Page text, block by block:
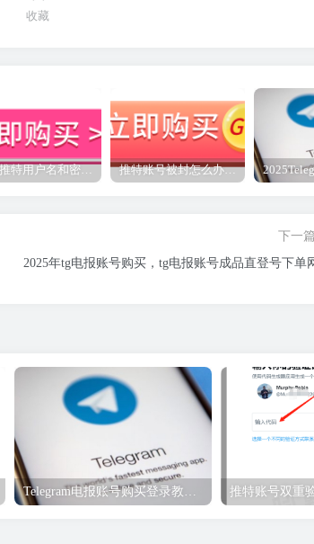
收藏
忘记推特用户名和密码怎么办？ 推特账号被封怎么办？一定要注意
下一
2025年tg电报账号购买，tg电报账号成品直登号下单
Telegram电报账号购买登录教程（必看） 推特账号双重